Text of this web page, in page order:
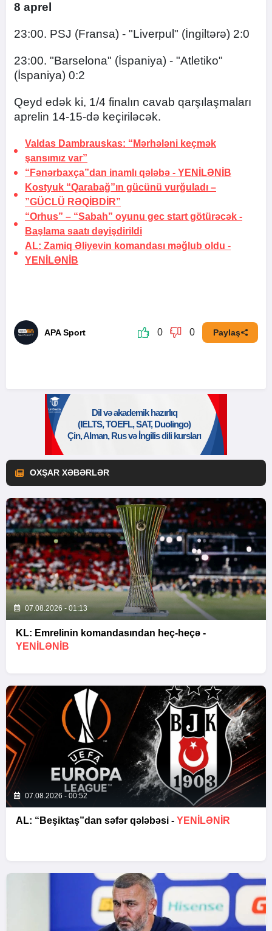
8 aprel
23:00. PSJ (Fransa) - "Liverpul" (İngiltərə) 2:0
23:00. "Barselona" (İspaniya) - "Atletiko"
(İspaniya) 0:2
​Qeyd edək ki, 1/4 finalın cavab qarşılaşmaları
aprelin 14-15-də keçiriləcək.
Valdas Dambrauskas: “Mərhələni keçmək
şansımız var”
“Fənərbaxça”dan inamlı qələbə - YENİLƏNİB
Kostyuk “Qarabağ”ın gücünü vurğuladı –
”GÜCLÜ RƏQİBDİR”
“Orhus” – “Sabah” oyunu gec start götürəcək -
Başlama saatı dəyişdirildi
AL: Zamiq Əliyevin komandası məğlub oldu -
YENİLƏNİB
APA Sport 0 0 Paylaş
OXŞAR XƏBƏRLƏR
07.08.2026 - 01:13
KL: Emrelinin komandasından heç-heçə -
YENİLƏNİB
07.08.2026 - 00:52
AL: “Beşiktaş”dan səfər qələbəsi - YENİLƏNİR